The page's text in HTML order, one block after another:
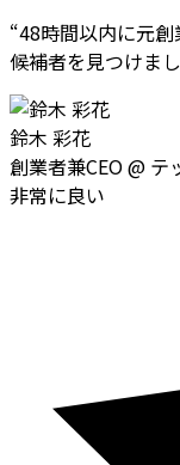
“48時間以内に元
候補者を見つけまし
鈴木 彩花
創業者兼CEO@ テ
非常に良い